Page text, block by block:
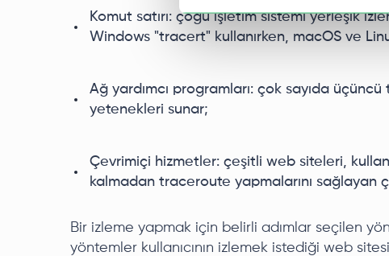
Komut satırı: çoğu işletim sistemi yerleşik
Windows "tracert" kullanırken, macOS ve
Ağ yardımcı programları: çok sayıda
yetenekleri sunar;
Çevrimiçi hizmetler: çeşitli web siteleri,
kalmadan traceroute yapmalarını sağlayan
Bir izleme yapmak için belirli adımlar seçilen
yöntemler kullanıcının izlemek istediği web